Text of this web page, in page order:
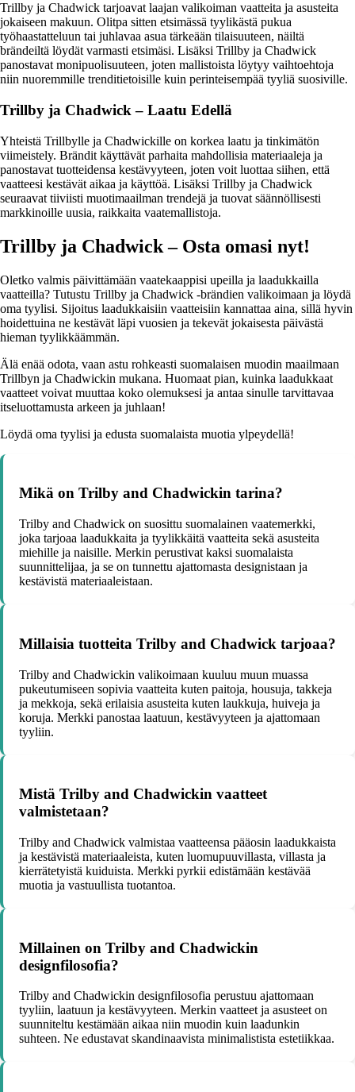
Trillby ja Chadwick tarjoavat laajan valikoiman vaatteita ja asusteita
jokaiseen makuun. Olitpa sitten etsimässä tyylikästä pukua
työhaastatteluun tai juhlavaa asua tärkeään tilaisuuteen, näiltä
brändeiltä löydät varmasti etsimäsi. Lisäksi Trillby ja Chadwick
panostavat monipuolisuuteen, joten mallistoista löytyy vaihtoehtoja
niin nuoremmille trenditietoisille kuin perinteisempää tyyliä suosiville.
Trillby ja Chadwick – Laatu Edellä
Yhteistä Trillbylle ja Chadwickille on korkea laatu ja tinkimätön
viimeistely. Brändit käyttävät parhaita mahdollisia materiaaleja ja
panostavat tuotteidensa kestävyyteen, joten voit luottaa siihen, että
vaatteesi kestävät aikaa ja käyttöä. Lisäksi Trillby ja Chadwick
seuraavat tiiviisti muotimaailman trendejä ja tuovat säännöllisesti
markkinoille uusia, raikkaita vaatemallistoja.
Trillby ja Chadwick – Osta omasi nyt!
Oletko valmis päivittämään vaatekaappisi upeilla ja laadukkailla
vaatteilla? Tutustu Trillby ja Chadwick -brändien valikoimaan ja löydä
oma tyylisi. Sijoitus laadukkaisiin vaatteisiin kannattaa aina, sillä hyvin
hoidettuina ne kestävät läpi vuosien ja tekevät jokaisesta päivästä
hieman tyylikkäämmän.
Älä enää odota, vaan astu rohkeasti suomalaisen muodin maailmaan
Trillbyn ja Chadwickin mukana. Huomaat pian, kuinka laadukkaat
vaatteet voivat muuttaa koko olemuksesi ja antaa sinulle tarvittavaa
itseluottamusta arkeen ja juhlaan!
Löydä oma tyylisi ja edusta suomalaista muotia ylpeydellä!
Mikä on Trilby and Chadwickin tarina?
Trilby and Chadwick on suosittu suomalainen vaatemerkki,
joka tarjoaa laadukkaita ja tyylikkäitä vaatteita sekä asusteita
miehille ja naisille. Merkin perustivat kaksi suomalaista
suunnittelijaa, ja se on tunnettu ajattomasta designistaan ja
kestävistä materiaaleistaan.
Millaisia tuotteita Trilby and Chadwick tarjoaa?
Trilby and Chadwickin valikoimaan kuuluu muun muassa
pukeutumiseen sopivia vaatteita kuten paitoja, housuja, takkeja
ja mekkoja, sekä erilaisia asusteita kuten laukkuja, huiveja ja
koruja. Merkki panostaa laatuun, kestävyyteen ja ajattomaan
tyyliin.
Mistä Trilby and Chadwickin vaatteet
valmistetaan?
Trilby and Chadwick valmistaa vaatteensa pääosin laadukkaista
ja kestävistä materiaaleista, kuten luomupuuvillasta, villasta ja
kierrätetyistä kuiduista. Merkki pyrkii edistämään kestävää
muotia ja vastuullista tuotantoa.
Millainen on Trilby and Chadwickin
designfilosofia?
Trilby and Chadwickin designfilosofia perustuu ajattomaan
tyyliin, laatuun ja kestävyyteen. Merkin vaatteet ja asusteet on
suunniteltu kestämään aikaa niin muodin kuin laadunkin
suhteen. Ne edustavat skandinaavista minimalistista estetiikkaa.